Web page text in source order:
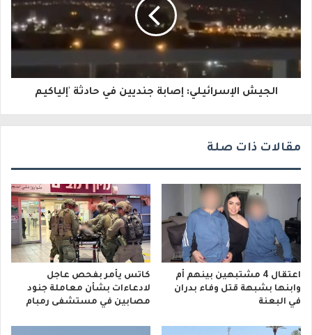
ت
ر
و
الجيش الإسرائيلي: إصابة جنديين في حادثة 'إلياكيم
مقالات ذات صلة
اعتقال 4 مشتبهين بينهم أم
وابنها بشبهة قتل وفاء بدران
في البعنة
كاتس يأمر بفحص عاجل
لادعاءات بشأن معاملة جنود
مصابين في مستشفى رمبام